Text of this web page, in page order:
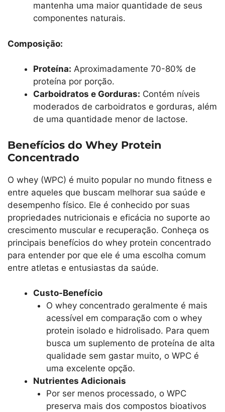
mantenha uma maior quantidade de seus
componentes naturais.
Composição:
Proteína: Aproximadamente 70-80% de
proteína por porção.
Carboidratos e Gorduras: Contém níveis
moderados de carboidratos e gorduras, além
de uma quantidade menor de lactose.
Benefícios do Whey Protein
Concentrado
O whey (WPC) é muito popular no mundo fitness e
entre aqueles que buscam melhorar sua saúde e
desempenho físico. Ele é conhecido por suas
propriedades nutricionais e eficácia no suporte ao
crescimento muscular e recuperação. Conheça os
principais benefícios do whey protein concentrado
para entender por que ele é uma escolha comum
entre atletas e entusiastas da saúde.
Custo-Benefício
O whey concentrado geralmente é mais
acessível em comparação com o whey
protein isolado e hidrolisado. Para quem
busca um suplemento de proteína de alta
qualidade sem gastar muito, o WPC é
uma excelente opção.
Nutrientes Adicionais
Por ser menos processado, o WPC
preserva mais dos compostos bioativos